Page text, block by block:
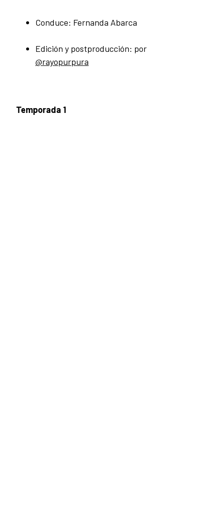
Conduce: Fernanda Abarca
Edición y postproducción: por
@rayopurpura
Temporada 1